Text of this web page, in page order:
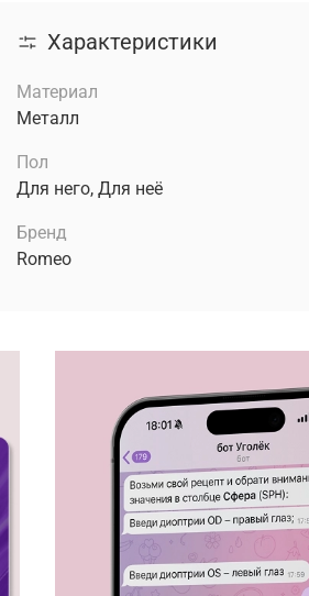
Характеристики
Материал
Металл
Пол
Для него, Для неё
Бренд
Romeo